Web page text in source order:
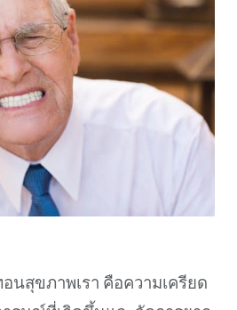
สุขภาพเรา คือความเครียด